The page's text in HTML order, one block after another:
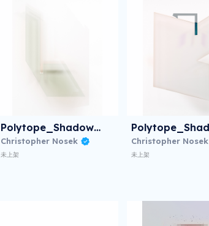
Polytope_Shadow_IV
Christopher Nosek
未上架
Christopher Nosek
未上架